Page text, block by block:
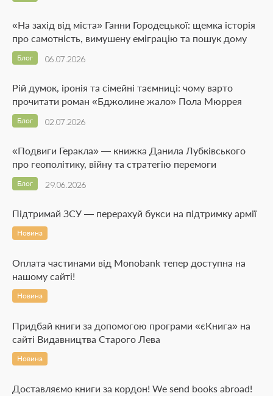
«На захід від міста» Ганни Городецької: щемка історія
про самотність, вимушену еміграцію та пошук дому
06.07.2026
Блог
Рій думок, іронія та сімейні таємниці: чому варто
прочитати роман «Бджолине жало» Пола Мюррея
02.07.2026
Блог
«Подвиги Геракла» — книжка Данила Лубківського
про геополітику, війну та стратегію перемоги
29.06.2026
Блог
Підтримай ЗСУ — перерахуй букси на підтримку армії
Новина
Оплата частинами від Monobank тепер доступна на
нашому сайті!
Новина
Придбай книги за допомогою програми «єКнига» на
сайті Видавництва Старого Лева
Новина
Доставляємо книги за кордон! We send books abroad!